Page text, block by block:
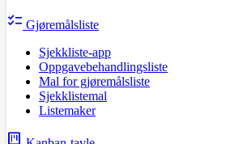
checklist Gjøremålsliste
Sjekkliste-app
Oppgavebehandlingsliste
Mal for gjøremålsliste
Sjekklistemal
Listemaker
view_kanban